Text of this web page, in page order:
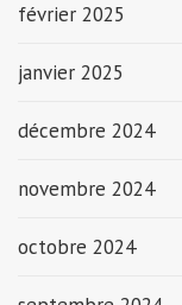
février 2025
janvier 2025
décembre 2024
novembre 2024
octobre 2024